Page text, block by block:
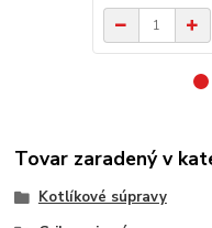
Tovar zaradený v
Kotlíkové súpravy